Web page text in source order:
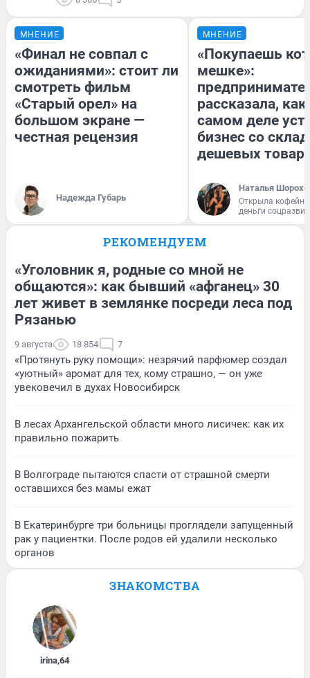
МНЕНИЕ
«Финал не совпал с
ожиданиями»: стоит ли
смотреть фильм
«Старый орел» на
большом экране —
честная рецензия
Надежда Губарь
МНЕНИЕ
«Покупаешь
мешке»:
рассказала, как
самом деле
бизнес со
дешевых
Наталья
Открыла
деньги
РЕКОМЕНДУЕМ
«Уголовник я, родные со мной не
общаются»: как бывший «афганец» 30
лет живет в землянке посреди леса под
Рязанью
9 августа 18 854 7
«Протянуть руку помощи»: незрячий парфюмер создал
«уютный» аромат для тех, кому страшно, — он уже
увековечил в духах Новосибирск
В лесах Архангельской области много лисичек: как их
правильно пожарить
В Волгограде пытаются спасти от страшной смерти
оставшихся без мамы ежат
В Екатеринбурге три больницы проглядели запущенный
рак у пациентки. После родов ей удалили несколько
органов
ЗНАКОМСТВА
irina,64